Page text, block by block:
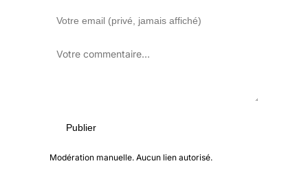
Publier
Modération manuelle. Aucun lien autorisé.